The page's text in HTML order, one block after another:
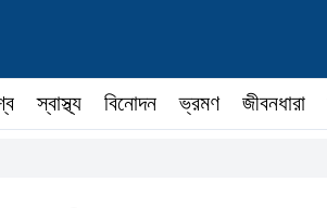
স্বাস্থ্য বিনোদন ভ্রমণ জীবনধারা